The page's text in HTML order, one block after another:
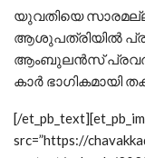
യുവതിയെ
ആശുപത്രിയിൽ
ആംബുലൻസ്
കാർ ഭാഗികമായി
[/
src=”https://